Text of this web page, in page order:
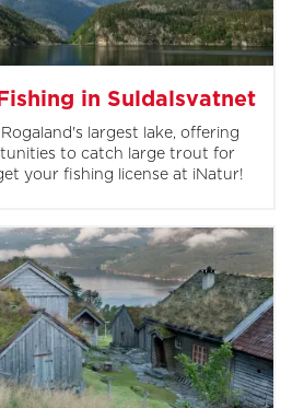
in Suldalsvatnet
largest lake, offering
to catch large trout for
your fishing license at iNatur!